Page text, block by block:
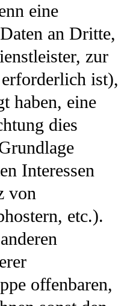
eine
an Dritte,
zur
ist),
haben, eine
dies
Interessen
von
etc.).
offenbaren,